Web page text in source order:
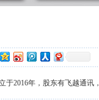
2016年，股东有飞越通讯